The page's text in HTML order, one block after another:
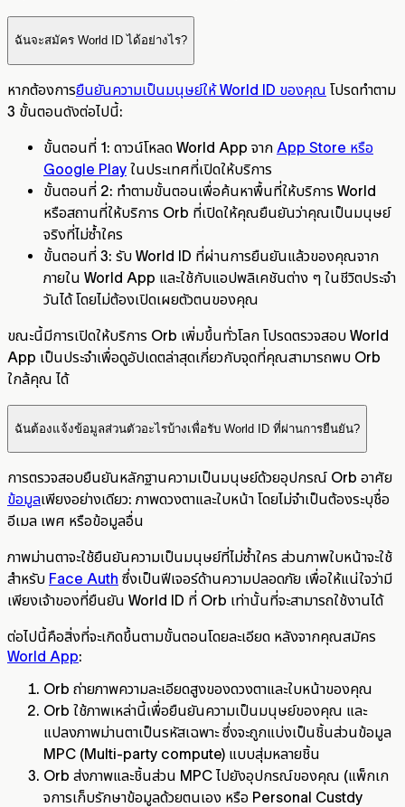
ฉันจะสมัคร World ID ได้อย่างไร?
หากต้องการยืนยันความเป็นมนุษย์ให้ World ID ของคุณ โปรดทำตาม
3 ขั้นตอนดังต่อไปนี้:
ขั้นตอนที่ 1: ดาวน์โหลด World App จาก App Store หรือ
Google Play ในประเทศที่เปิดให้บริการ
ขั้นตอนที่ 2: ทำตามขั้นตอนเพื่อค้นหาพื้นที่ให้บริการ World
หรือสถานที่ให้บริการ Orb ที่เปิดให้คุณยืนยันว่าคุณเป็นมนุษย์
จริงที่ไม่ซ้ำใคร
ขั้นตอนที่ 3: รับ World ID ที่ผ่านการยืนยันแล้วของคุณจาก
ภายใน World App และใช้กับแอปพลิเคชันต่าง ๆ ในชีวิตประจำ
วันได้ โดยไม่ต้องเปิดเผยตัวตนของคุณ
ขณะนี้มีการเปิดให้บริการ Orb เพิ่มขึ้นทั่วโลก โปรดตรวจสอบ World
App เป็นประจำเพื่อดูอัปเดตล่าสุดเกี่ยวกับจุดที่คุณสามารถพบ Orb
ใกล้คุณ ได้
ฉันต้องแจ้งข้อมูลส่วนตัวอะไรบ้างเพื่อรับ World ID ที่ผ่านการยืนยัน?
การตรวจสอบยืนยันหลักฐานความเป็นมนุษย์ด้วยอุปกรณ์ Orb อาศัย
ข้อมูลเพียงอย่างเดียว: ภาพดวงตาและใบหน้า โดยไม่จำเป็นต้องระบุชื่อ
อีเมล เพศ หรือข้อมูลอื่น
ภาพม่านตาจะใช้ยืนยันความเป็นมนุษย์ที่ไม่ซ้ำใคร ส่วนภาพใบหน้าจะใช้
สำหรับ Face Auth ซึ่งเป็นฟีเจอร์ด้านความปลอดภัย เพื่อให้แน่ใจว่ามี
เพียงเจ้าของที่ยืนยัน World ID ที่ Orb เท่านั้นที่จะสามารถใช้งานได้
ต่อไปนี้คือสิ่งที่จะเกิดขึ้นตามขั้นตอนโดยละเอียด หลังจากคุณสมัคร
World App:
Orb ถ่ายภาพความละเอียดสูงของดวงตาและใบหน้าของคุณ
Orb ใช้ภาพเหล่านี้เพื่อยืนยันความเป็นมนุษย์ของคุณ และ
แปลงภาพม่านตาเป็นรหัสเฉพาะ ซึ่งจะถูกแบ่งเป็นชิ้นส่วนข้อมูล
MPC (Multi-party compute) แบบสุ่มหลายชิ้น
Orb ส่งภาพและชิ้นส่วน MPC ไปยังอุปกรณ์ของคุณ (แพ็กเก
จการเก็บรักษาข้อมูลด้วยตนเอง หรือ Personal Custdy